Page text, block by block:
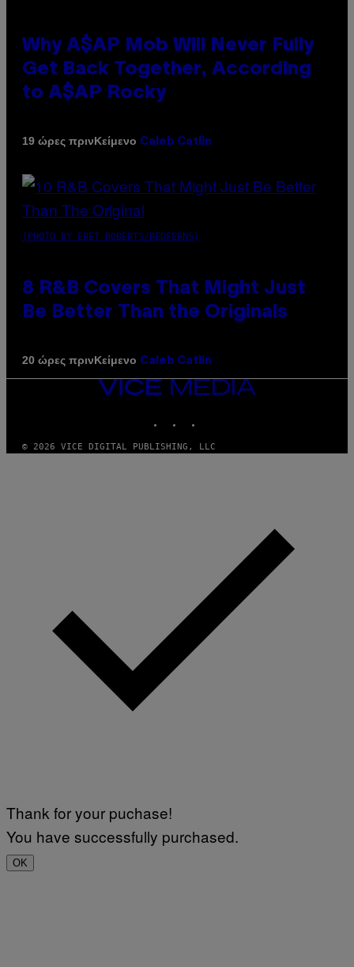
Why A$AP Mob Will Never Fully
Get Back Together, According
to A$AP Rocky
19 ώρες πρινΚείμενο Caleb Catlin
(PHOTO BY EBET ROBERTS/REDFERNS)
8 R&B Covers That Might Just
Be Better Than the Originals
20 ώρες πρινΚείμενο Caleb Catlin
VICE
MEDIA
© 2026 VICE DIGITAL PUBLISHING, LLC
Thank for your puchase!
You have successfully purchased.
OK